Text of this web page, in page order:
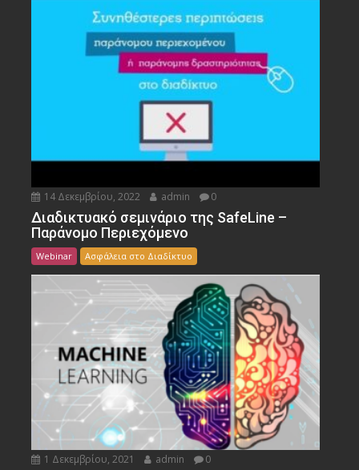
14 Δεκεμβρίου, 2022 admin 0
Διαδικτυακό σεμινάριο της SafeLine –
Παράνομο Περιεχόμενο
Webinar Ασφάλεια στο Διαδίκτυο
1 Δεκεμβρίου, 2021 admin 0